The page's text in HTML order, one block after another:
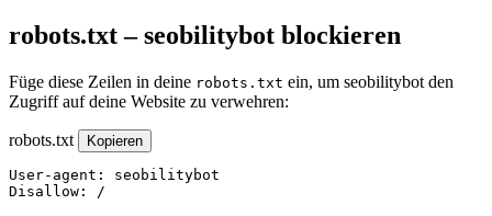
robots.txt – seobilitybot blockieren
Füge diese Zeilen in deine robots.txt ein, um seobilitybot den
Zugriff auf deine Website zu verwehren:
robots.txt Kopieren
User-agent: seobilitybot
Disallow: /